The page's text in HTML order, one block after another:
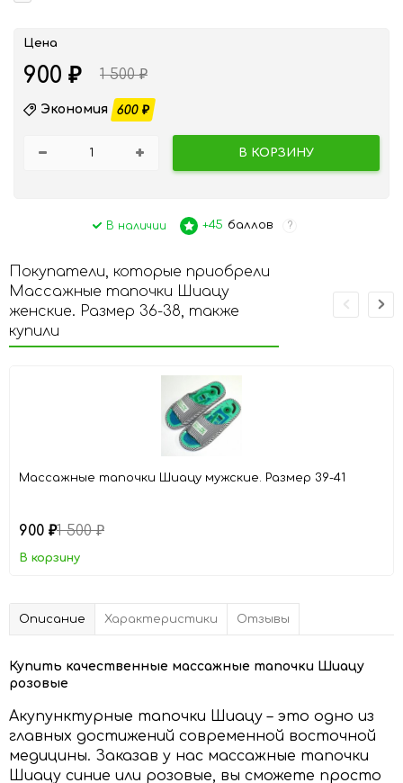
Цена
900 ₽ 1 500₽
Экономия 600₽
В КОРЗИНУ
+45 баллов ?
В наличии
Покупатели, которые приобрели
Массажные тапочки Шиацу
женские. Размер 36-38, также
купили
Массажные тапочки Шиацу мужские. Размер 39-41
900 ₽1 500₽
В корзину
Описание Характеристики Отзывы
Купить качественные массажные тапочки Шиацу
розовые
Акупунктурные тапочки Шиацу – это одно из
главных достижений современной восточной
медицины. Заказав у нас массажные тапочки
Шиацу синие или розовые, вы сможете просто